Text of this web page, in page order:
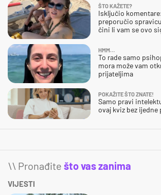
ŠTO KAŽETE?
Isključio
preporučio
čini li vam se ovo
HMM…
To rade samo
mora može vam
prijateljima
POKAŽITE ŠTO ZNATE!
Samo pravi
ovaj kviz bez ijedne
\\ Pronađite što vas zanima
VIJESTI